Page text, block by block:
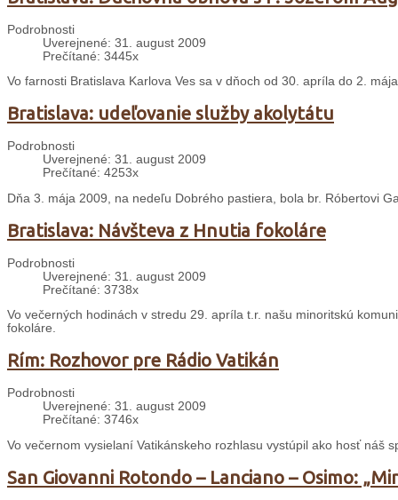
Podrobnosti
Uverejnené: 31. august 2009
Prečítané: 3445x
Vo farnosti Bratislava Karlova Ves sa v dňoch od 30. apríla do 2.
Bratislava: udeľovanie služby akolytátu
Podrobnosti
Uverejnené: 31. august 2009
Prečítané: 4253x
Dňa 3. mája 2009, na nedeľu Dobrého pastiera, bola br. Róbertovi
Bratislava: Návšteva z Hnutia fokoláre
Podrobnosti
Uverejnené: 31. august 2009
Prečítané: 3738x
Vo večerných hodinách v stredu 29. apríla t.r. našu minoritskú
fokoláre.
Rím: Rozhovor pre Rádio Vatikán
Podrobnosti
Uverejnené: 31. august 2009
Prečítané: 3746x
Vo večernom vysielaní Vatikánskeho rozhlasu vystúpil ako hosť náš
San Giovanni Rotondo – Lanciano – Osimo: